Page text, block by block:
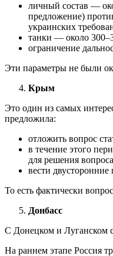
личный состав —
предложение)
украинских
танки — около
ограничение
Эти параметры не были
Крым
Это один из самых
предложила:
отложить вопрос
в течение этого
для решения
вести двусторонние
То есть фактически вопрос
Донбасс
С Донецком и Луганском
На раннем этапе Россия